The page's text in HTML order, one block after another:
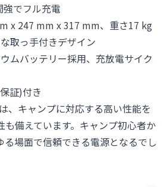
でフル充電
x 247 mm x 317 mm、重さ17 kg
取っ手付きデザイン
ムバッテリー採用、充放電サイク
証)付き
、キャンプに対応する高い性能を
も備えています。キャンプ初心者か
る場面で信頼できる電源となるでし